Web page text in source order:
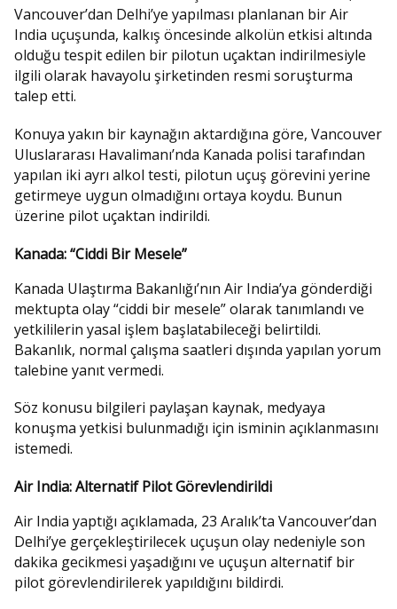
Vancouver’dan Delhi’ye yapılması planlanan bir Air
India uçuşunda, kalkış öncesinde alkolün etkisi altında
olduğu tespit edilen bir pilotun uçaktan indirilmesiyle
ilgili olarak havayolu şirketinden resmi soruşturma
talep etti.
Konuya yakın bir kaynağın aktardığına göre, Vancouver
Uluslararası Havalimanı’nda Kanada polisi tarafından
yapılan iki ayrı alkol testi, pilotun uçuş görevini yerine
getirmeye uygun olmadığını ortaya koydu. Bunun
üzerine pilot uçaktan indirildi.
Kanada: “Ciddi Bir Mesele”
Kanada Ulaştırma Bakanlığı’nın Air India’ya gönderdiği
mektupta olay “ciddi bir mesele” olarak tanımlandı ve
yetkililerin yasal işlem başlatabileceği belirtildi.
Bakanlık, normal çalışma saatleri dışında yapılan yorum
talebine yanıt vermedi.
Söz konusu bilgileri paylaşan kaynak, medyaya
konuşma yetkisi bulunmadığı için isminin açıklanmasını
istemedi.
Air India: Alternatif Pilot Görevlendirildi
Air India yaptığı açıklamada, 23 Aralık’ta Vancouver’dan
Delhi’ye gerçekleştirilecek uçuşun olay nedeniyle son
dakika gecikmesi yaşadığını ve uçuşun alternatif bir
pilot görevlendirilerek yapıldığını bildirdi.